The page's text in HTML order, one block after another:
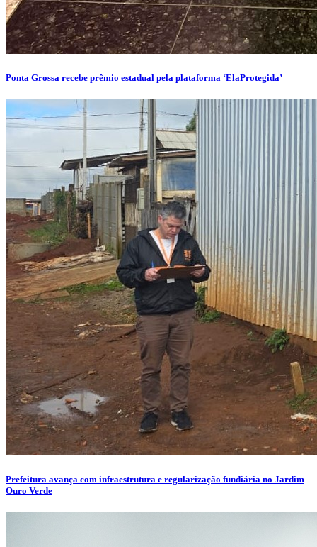
Ponta Grossa recebe prêmio estadual pela plataforma ‘ElaProtegida’
Prefeitura avança com infraestrutura e regularização fundiária no Jardim
Ouro Verde